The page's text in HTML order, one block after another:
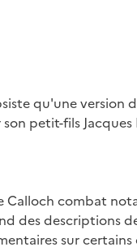
qu'une version
petit-fils Jacques
Calloch combat
des descriptions
sur certains